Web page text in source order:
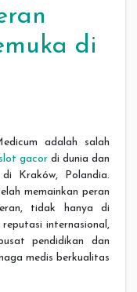
di
adalah salah
gacordi dunia dan
Kraków, Polandia.
memainkan peran
tidak hanya di
internasional,
pendidikan dan
medis berkualitas